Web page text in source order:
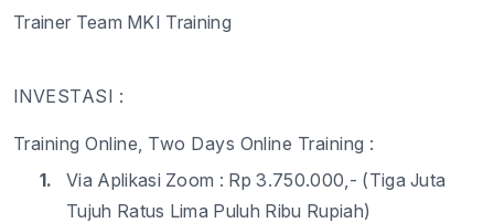
Trainer Team MKI Training
INVESTASI :
Training Online, Two Days Online Training :
1.
Via Aplikasi Zoom : Rp3.750.000,- (Tiga Juta
Tujuh Ratus Lima Puluh Ribu Rupiah)